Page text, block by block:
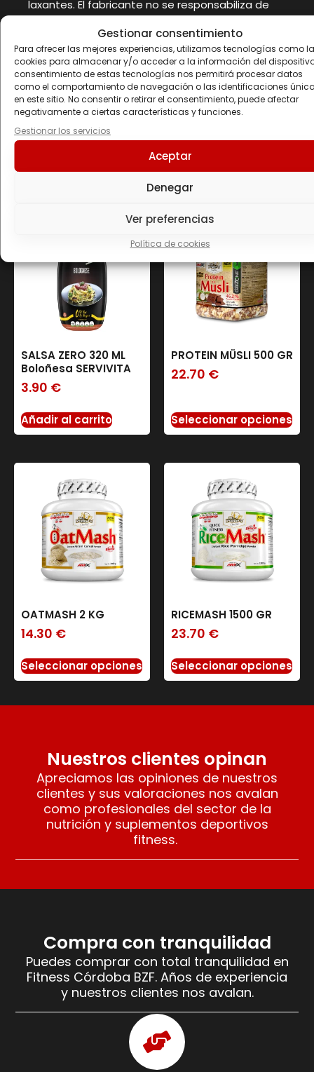
Gestionar consentimiento
Para ofrecer las mejores experiencias, utilizamos tecnologías como
cookies para almacenar y/o acceder a la información del
consentimiento de estas tecnologías nos permitirá procesar datos
como el comportamiento de navegación o las identificaciones
en este sitio. No consentir o retirar el consentimiento, puede afectar
negativamente a ciertas características y funciones.
Gestionar los servicios
Aceptar
Denegar
Ver preferencias
Política de cookies
laxantes. El fabricante no se responsabiliza de
los daños causados por uso, conservación o
almacenamiento inapropiado por parte del
consumidor. Lote y Consumir preferentemente
antes del fin de: Ver envase.
Productos
relacionados
SALSA ZERO 320 ML
Boloñesa SERVIVITA
3.90 €
Añadir al carrito
PROTEIN MÜSLI 500 GR
22.70 €
Seleccionar opciones
OATMASH 2 KG
14.30 €
Seleccionar opciones
RICEMASH 1500 GR
23.70 €
Seleccionar opciones
Nuestros clientes opinan
Apreciamos las opiniones de nuestros
clientes y sus valoraciones nos avalan
como profesionales del sector de la
nutrición y suplementos deportivos
fitness.
Compra con tranquilidad
Puedes comprar con total tranquilidad en
Fitness Córdoba BZF. Años de experiencia
y nuestros clientes nos avalan.